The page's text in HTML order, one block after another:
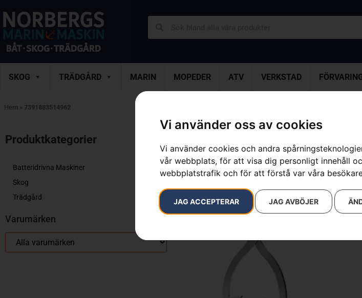
Vi använder oss av cookies
Vi använder cookies och andra
vår webbplats, för att visa dig personligt innehåll
webbplatstrafik och för att förstå var våra
JAG ACCEPTERAR JAG AVBÖJER
SKOG TRÄDGÅRD MARIN MOPEDER ATV VERKSTAD
Hem » 7391883514962
Produktkategorier​
Batteridrivna Maskiner
Skog
Trädgård
Varumärken